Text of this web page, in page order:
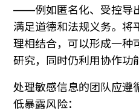
——例如匿名化、受控导
满足道德和法规义务。将
理相结合，可以形成一种
研究，同时仍利用协作功
处理敏感信息的团队应遵
低暴露风险：